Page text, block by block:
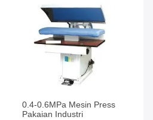
0.4-0.6MPa Mesin Press
Pakaian Industri